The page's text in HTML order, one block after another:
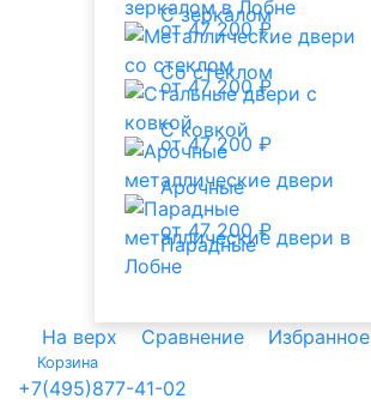
С зеркалом
Со стеклом
от 47 200 ₽
С ковкой
от 47 200 ₽
Арочные
от 47 200 ₽
Парадные
от 47 200 ₽
На верх Сравнение Избранное
Корзина
+7(495)877-41-02